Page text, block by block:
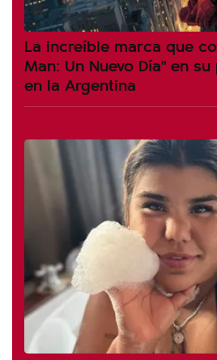
La increíble marca que
Man: Un Nuevo Día" en
en la Argentina